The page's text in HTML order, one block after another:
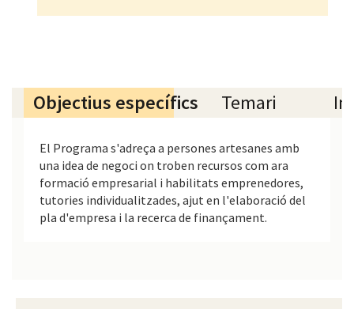
Objectius específics Temari
El Programa s'adreça a persones artesanes amb
una idea de negoci on troben recursos com ara
formació empresarial i habilitats emprenedores,
tutories individualitzades, ajut en l'elaboració del
pla d'empresa i la recerca de finançament.